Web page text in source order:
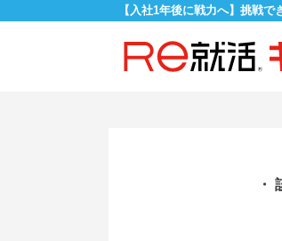
【入社1年後に戦力へ】挑戦
・